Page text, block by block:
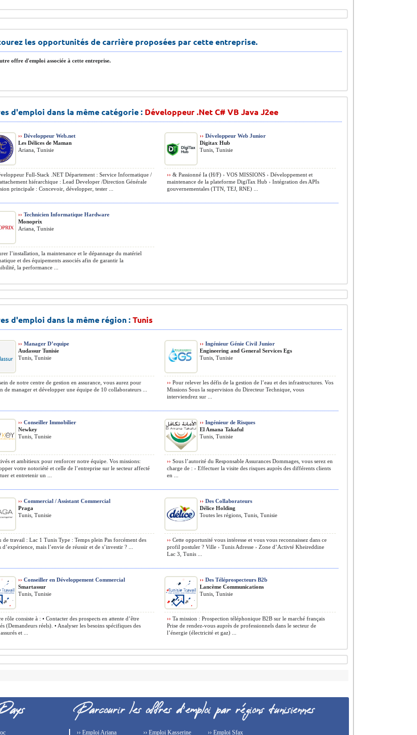
les opportunités de carrière proposées par cette entreprise.
offre d'emploi associée à cette entreprise.
d'emploi dans la même catégorie : Développeur .Net C# VB Java J2ee
›› Développeur Web.net
Les Délices de Maman
Ariana, Tunisie
Full-Stack .NET Département : Service Informatique /
hiérarchique : Lead Developer /Direction Générale
principale : Concevoir, développer, tester ...
›› Développeur Web Junior
Digitax Hub
Tunis, Tunisie
›› & Passionné Ia (H/F) › VOS MISSIONS › Développement et
maintenance de la plateforme DigiTax Hub › Intégration des APIs
gouvernementales (TTN, TEJ, RNE) ...
›› Technicien Informatique Hardware
Monoprix
Ariana, Tunisie
l’installation, la maintenance et le dépannage du matériel
et des équipements associés afin de garantir la
la performance ...
d'emploi dans la même région :Tunis
›› Manager D’equipe
Audassur Tunisie
Tunis, Tunisie
de notre centre de gestion en assurance, vous aurez pour
de manager et développer une équipe de 10 collaborateurs ...
›› Ingénieur Génie Civil Junior
Engineering and General Services Egs
Tunis, Tunisie
›› Pour relever les défis de la gestion de l’eau et des infrastructures. Vos
Missions Sous la supervision du Directeur Technique, vous
interviendrez sur ...
›› Conseiller Immobilier
Newkey
Tunis, Tunisie
et ambitieux pour renforcer notre équipe. Vos missions:
votre notoriété et celle de l’entreprise sur le secteur affecté
et entretenir un ...
›› Ingénieur de Risques
El Amana Takaful
Tunis, Tunisie
›› Sous l’autorité du Responsable Assurances Dommages, vous serez en
charge de : › Effectuer la visite des risques auprès des différents clients
en ...
›› Commercial / Assistant Commercial
Praga
Tunis, Tunisie
de travail : Lac 1 Tunis Type : Temps plein Pas forcément des
d’expérience, mais l’envie de réussir et de s’investir ? ...
›› Des Collaborateurs
Délice Holding
Toutes les régions, Tunis, Tunisie
›› Cette opportunité vous intéresse et vous vous reconnaissez dans ce
profil postuler ? Ville › Tunis Adresse › Zone d’Activté Kheireddine
Lac 3, Tunis ...
›› Conseiller en Développement Commercial
Smartassur
Tunis, Tunisie
rôle consiste à : • Contacter des prospects en attente d’être
(Demandeurs réels). • Analyser les besoins spécifiques des
et ...
›› Des Téléprospecteurs B2b
Lancème Communications
Tunis, Tunisie
›› Ta mission : Prospection téléphonique B2B sur le marché français
Prise de rendez-vous auprès de professionnels dans le secteur de
l’énergie (électricité et gaz) ...
›› Emploi Ariana
›› Emploi Kasserine
›› Emploi Sfax